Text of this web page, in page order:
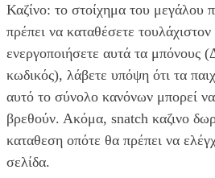
Καζίνο: το στοίχημα του μεγάλου
πρέπει να καταθέσετε
ενεργοποιήσετε αυτά τα μπόνους
κωδικός), λάβετε υπόψη ότι τα
αυτό το σύνολο κανόνων μπορεί
βρεθούν. Ακόμα, snatch καζινο
καταθεση οπότε θα πρέπει να
σελίδα.